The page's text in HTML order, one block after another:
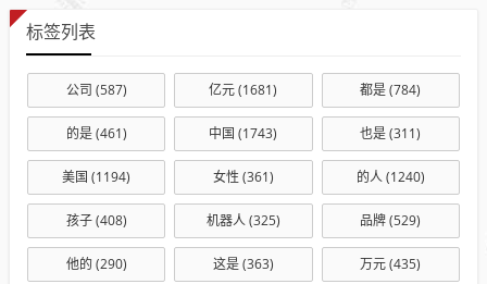
标签列表
公司 (587) 亿元(1681) 都是(784)
的是(461) 中国 (1743) 也是(311)
美国 (1194) 女性 (361) 的人(1240)
孩子(408) 机器人(325) 品牌(529)
他的 (290) 这是(363) 万元(435)